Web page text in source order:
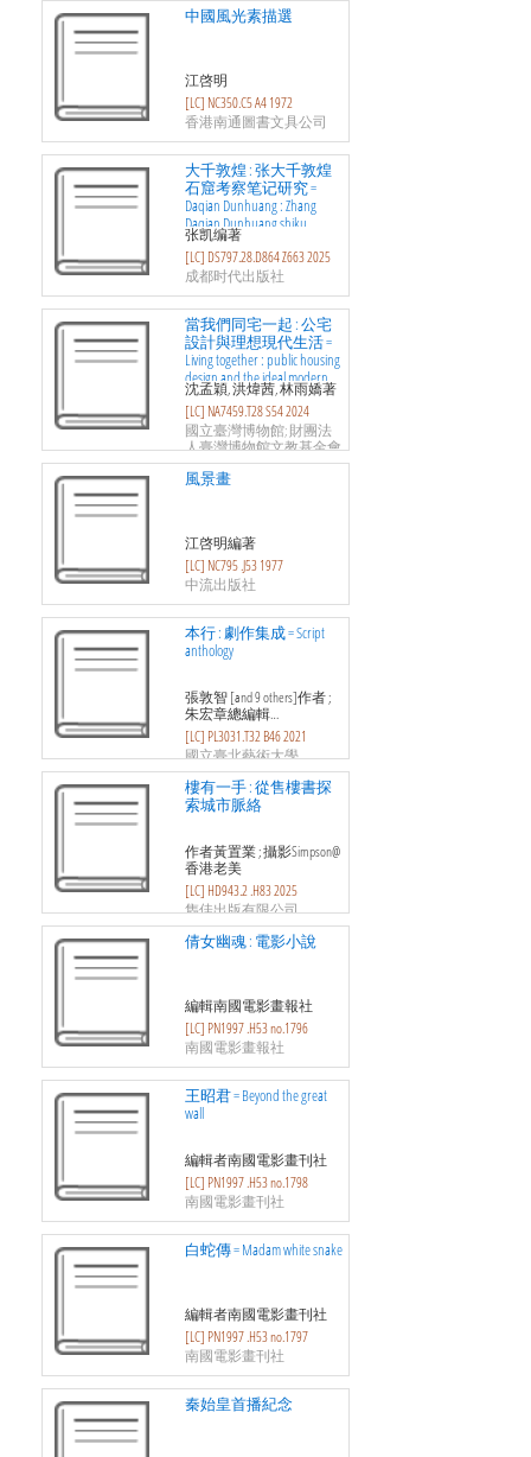
中國風光素描選
江啓明
[LC] NC350.C5 A4 1972
香港南通圖書文具公司
大千敦煌 : 张大千敦煌
石窟考察笔记研究 =
Daqian Dunhuang : Zhang
Daqian Dunhuang shiku
kaocha biji yanjiu
张凯编著
[LC] DS797.28.D864 Z663 2025
成都时代出版社
當我們同宅一起 : 公宅
設計與理想現代生活 =
Living together : public housing
design and the ideal modern
life
沈孟穎, 洪煒茜, 林雨嬌著
[LC] NA7459.T28 S54 2024
國立臺灣博物館; 財團法
人臺灣博物館文教基金會
風景畫
江啓明編著
[LC] NC795 .J53 1977
中流出版社
本行 : 劇作集成 = Script
anthology
張敦智 [and 9 others]作者 ;
朱宏章總編輯…
[LC] PL3031.T32 B46 2021
國立臺北藝術大學
樓有一手 : 從售樓書探
索城市脈絡
作者黃置業 ; 攝影Simpson@
香港老美
[LC] HD943.2 .H83 2025
雋佳出版有限公司
倩女幽魂 : 電影小說
編輯南國電影畫報社
[LC] PN1997 .H53 no.1796
南國電影畫報社
王昭君 = Beyond the great
wall
編輯者南國電影畫刊社
[LC] PN1997 .H53 no.1798
南國電影畫刊社
白蛇傳 = Madam white snake
編輯者南國電影畫刊社
[LC] PN1997 .H53 no.1797
南國電影畫刊社
秦始皇首播紀念